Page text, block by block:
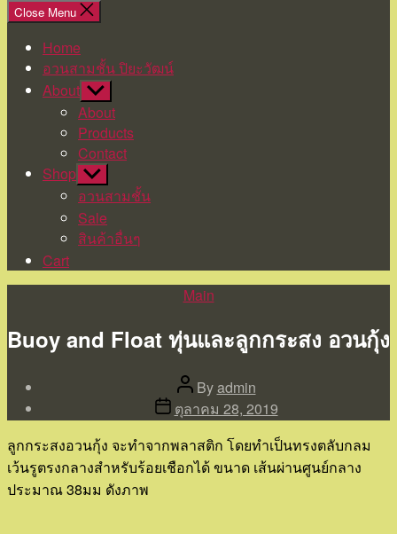
search
Close Menu
Home
อวนสามชั้น ปิยะวัฒน์
About Show
sub
menu
About
Products
Contact
Shop Show
sub
menu
อวนสามชั้น
Sale
สินค้าอื่นๆ
Cart
Categories
Main
Buoy and Float ทุ่นและลูกกระสง อวนกุ้ง
Post
author
Byadmin
Post
date
ตุลาคม 28, 2019
ลูกกระสงอวนกุ้ง จะทำจากพลาสติก โดยทำเป็นทรงตลับกลม
เว้นรูตรงกลางสำหรับร้อยเชือกได้ ขนาด เส้นผ่านศูนย์กลาง
ประมาณ 38มม ดังภาพ